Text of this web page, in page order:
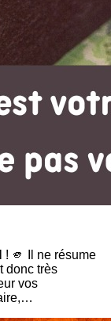
! 🫵 Il ne résume
donc très
vos